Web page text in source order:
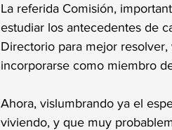
La referida Comisión,
estudiar los antecedentes de
Directorio para mejor
incorporarse como miembro
Ahora, vislumbrando ya el
viviendo, y que muy